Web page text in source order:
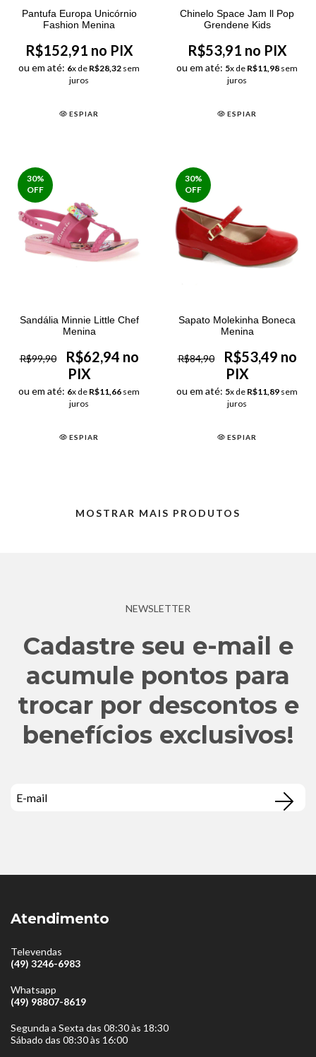
Pantufa Europa Unicórnio
Fashion Menina
R$152,91 no PIX
ou em até: 6x de R$28,32 sem
juros
ESPIAR
Chinelo Space Jam ll Pop
Grendene Kids
R$53,91 no PIX
ou em até: 5x de R$11,98 sem
juros
ESPIAR
30%
OFF
Sandália Minnie Little Chef
Menina
R$99,90
R$62,94 no
PIX
ou em até: 6x de R$11,66 sem
juros
ESPIAR
30%
OFF
Sapato Molekinha Boneca
Menina
R$84,90
R$53,49 no
PIX
ou em até: 5x de R$11,89 sem
juros
ESPIAR
MOSTRAR MAIS PRODUTOS
NEWSLETTER
Cadastre seu e-mail e
acumule pontos para
trocar por descontos e
benefícios exclusivos!
Atendimento
Televendas
(49) 3246-6983
Whatsapp
(49) 98807-8619
Segunda a Sexta das 08:30 às 18:30
Sábado das 08:30 às 16:00